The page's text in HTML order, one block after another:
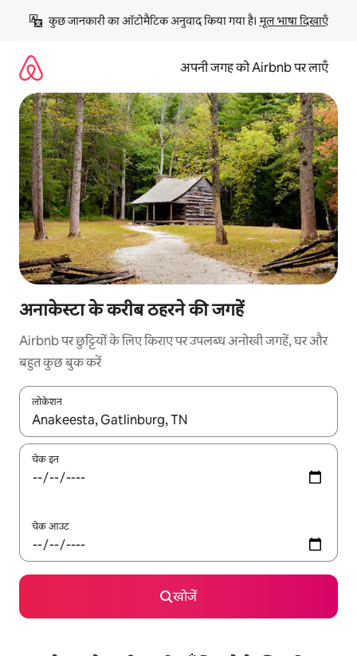
छोड़कर
कॉन्टेंट
कुछ जानकारी का ऑटोमैटिक अनुवाद किया गया है। मूल भाषा दिखाएँ
अपनी जगह को Airbnb पर लाएँ
अनाकेस्टा के करीब ठहरने की जगहें
Airbnb पर छुट्टियों के लिए किराए पर उपलब्ध अनोखी जगहें, घर और
बहुत कुछ बुक करें
लोकेशन
नतीजों के उपलब्ध होने पर, अप और डाउन 'ऐरो की' का इस्तेमाल करके नेविगेट
चेक इन
चेक आउट
खोजें